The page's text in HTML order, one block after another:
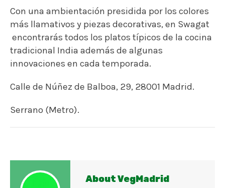
Con una ambientación presidida por los colores
más llamativos y piezas decorativas, en Swagat
encontrarás todos los platos típicos de la cocina
tradicional India además de algunas
innovaciones en cada temporada.
Calle de Núñez de Balboa, 29, 28001 Madrid.
Serrano (Metro).
About VegMadrid